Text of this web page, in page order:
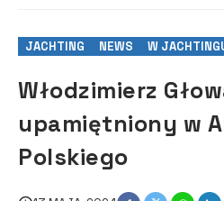
JACHTING NEWS W
Włodzimierz
upamiętniony w
Polskiego